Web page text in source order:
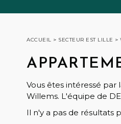
ACCUEIL > SECTEUR EST LILLE >
Vous êtes intéressé
Willems. L'équipe de
Il n'y a pas de résultats